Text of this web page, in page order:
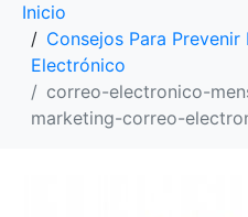
Inicio
Consejos Para
Electrónico
correo-electronico-
marketing-correo-